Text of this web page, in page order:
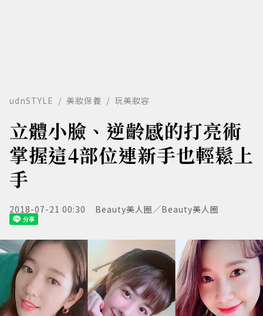
udnSTYLE 美妝保養 玩美妝容
立體小臉、逆齡感的打亮術
掌握這4部位連新手也輕鬆上
手
2018-07-21 00:30 Beauty美人圈／Beauty美人圈